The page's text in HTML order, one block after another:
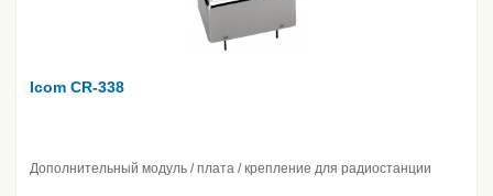
Icom CR-338
Дополнительный модуль / плата / крепление для радиостанции